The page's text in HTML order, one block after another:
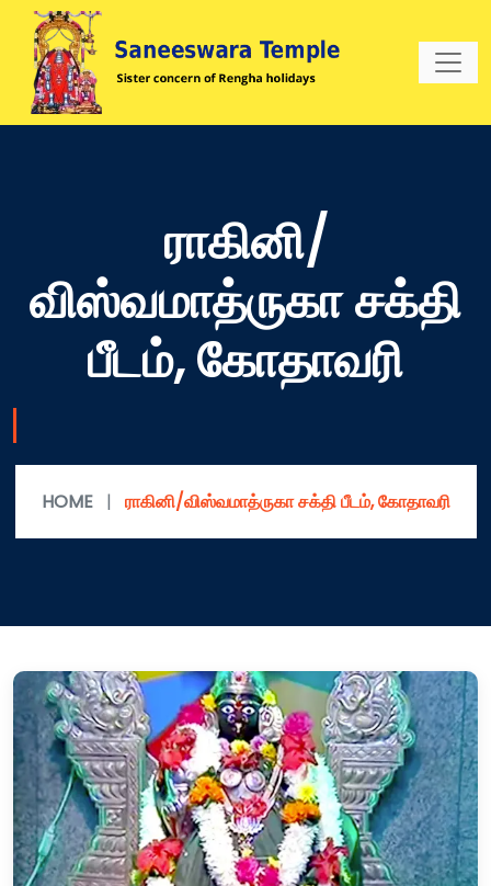
ராகினி/
விஸ்வமாத்ருகா சக்தி
பீடம், கோதாவரி
HOME | ராகினி/விஸ்வமாத்ருகா சக்தி பீடம், கோதாவரி